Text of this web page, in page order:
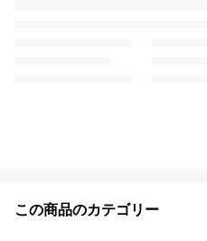
この商品のカテゴリー